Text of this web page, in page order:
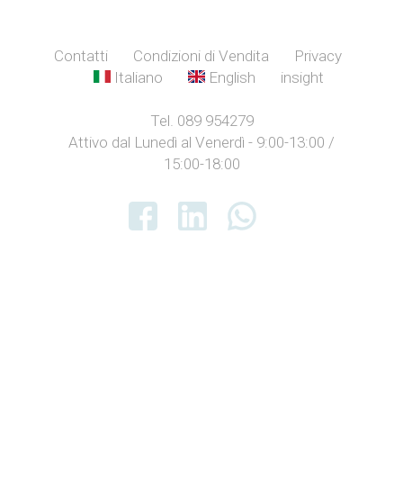
Contatti Condizioni di Vendita
Privacy
Italiano
English insight
Tel. 089 954279
Attivo dal Lunedì al Venerdì - 9:00-13:00 /
15:00-18:00